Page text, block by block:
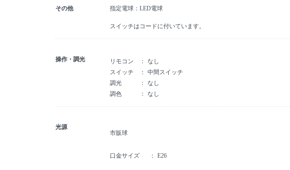
その他 指定電球：LED電球
スイッチはコードに付いています。
操作・調光 リモコン
なし
スイッチ
中間スイッチ
調光
なし
調色
なし
光源
市販球
口金サイズ E26